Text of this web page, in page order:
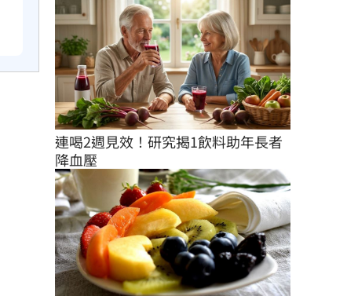
連喝2週見效！研究揭1飲料助年長者
降血壓